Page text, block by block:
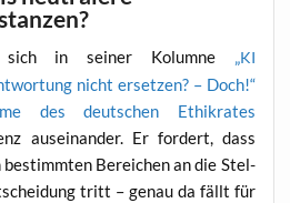
sich in sei­ner Kolum­ne „KI
nicht erset­zen? – Doch!“
des deut­schen Ethik­ra­tes
aus­ein­an­der. Er for­dert, dass
Berei­chen an die Stel­
tritt – genau da fällt für